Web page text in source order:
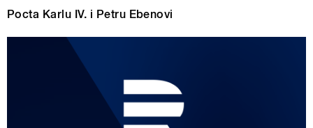
Pocta Karlu IV. i Petru Ebenovi